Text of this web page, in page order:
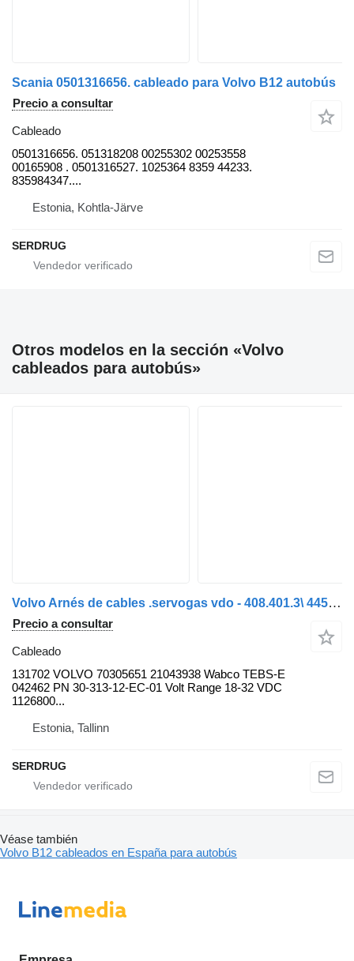
Scania 0501316656. cableado para Volvo B12 autobús
Precio a consultar
Cableado
0501316656. 051318208 00255302 00253558
00165908 . 0501316527. 1025364 8359 44233.
835984347....
Estonia, Kohtla-Järve
SERDRUG
Otros modelos en la sección «Volvo
cableados para autobús»
Volvo Arnés de cables .servogas vdo - 408.401.3\ 445.804/5/020. 445.804. 131702 VOLVO cableado para Scania Volvo B12. Scania .Mercedes autobús
Precio a consultar
Cableado
131702 VOLVO 70305651 21043938 Wabco TEBS-E
042462 PN 30-313-12-EC-01 Volt Range 18-32 VDC
1126800...
Estonia, Tallinn
SERDRUG
Véase también
Volvo B12 cableados en España para autobús